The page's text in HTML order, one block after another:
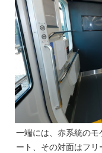
一端には、赤系統の
ート、その対面はフリ